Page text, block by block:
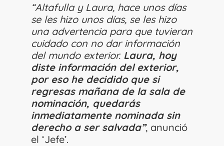
“Altafulla y Laura, hace unos días
se les hizo unos días, se les hizo
una advertencia para que tuvieran
cuidado con no dar información
del mundo exterior. Laura, hoy
diste información del exterior,
por eso he decidido que si
regresas mañana de la sala de
nominación, quedarás
inmediatamente nominada sin
derecho a ser salvada”, anunció
el ‘Jefe’.